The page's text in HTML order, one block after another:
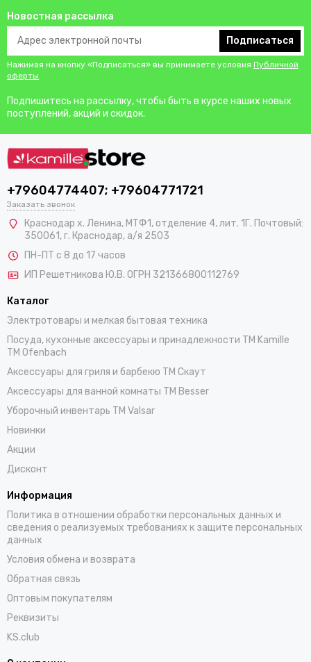
Новостная рассылка
Подписаться
Нажимая на кнопку «Подписаться» вы принимаете условия Публичной
оферты.
Подпишитесь на рассылку, чтобы быть в курсе наших новых
поступлений, акций и скидок.
+79604774407; +79604771721
Заказать звонок
Краснодар х. Ленина, МТФ1, отделение 4, лит. 1Г. Почтовый:
350061, г. Краснодар, а/я 2503
ПН-ПТ с 8 до 17 часов
ИП Решетникова Ю.В. ОГРН 321366800112769
Каталог
Электротовары и мелкая бытовая техника
Посуда, кухонные аксессуары и принадлежности TM Kamille
TM Ofenbach
Аксессуары для гриля и барбекю TM Скаут
Аксессуары для ванной комнаты TM Besser
Уборочный инвентарь TM Valsar
Новинки
Акции
Дисконт
Информация
Политика в отношении обработки персональных данных и
сведения о реализуемых требованиях к защите персональных
данных
Условия обмена и возврата
Обратная связь
Оптовым покупателям
Реквизиты
KS.club